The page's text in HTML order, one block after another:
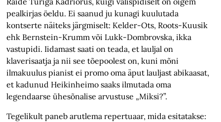
pealkirjas öeldu. Ei saanud ju kunagi kuulutada
kontserte näiteks järgmiselt: Kelder-Ots, Roots-Kuusik
ehk Bernstein-Krumm või Lukk-Dombrovska, ikka
vastupidi. Iidamast saati on teada, et lauljal on
klaverisaatja ja nii see tõepoolest on, kuni mõni
ilmakuulus pianist ei promo oma äput lauljast abikaasat,
et kadunud Heikinheimo saaks ilmutada oma
legendaarse ühesõnalise arvustuse „Miksi?”.
Tegelikult paneb arutlema repertuaar, mida esitatakse: